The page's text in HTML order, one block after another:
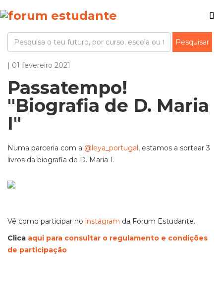
| 01 fevereiro 2021
Passatempo!
"Biografia de D. Maria
I"
Numa parceria com a @leya_portugal, estamos a sortear 3
livros da biografia de D. Maria I.
Vê como participar no instagram da Forum Estudante.
Clica aqui para consultar o regulamento e condições
de participação